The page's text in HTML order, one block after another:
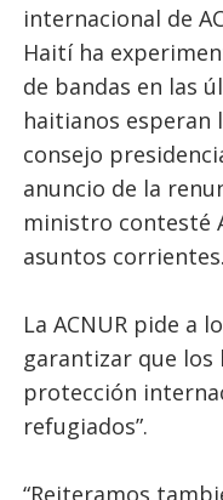
internacional de
Haití ha
de bandas en las
haitianos esperan
consejo
anuncio de la
ministro contesté
asuntos corrientes.
La ACNUR pide a
garantizar que los
protección
refugiados”.
“Reiteramos